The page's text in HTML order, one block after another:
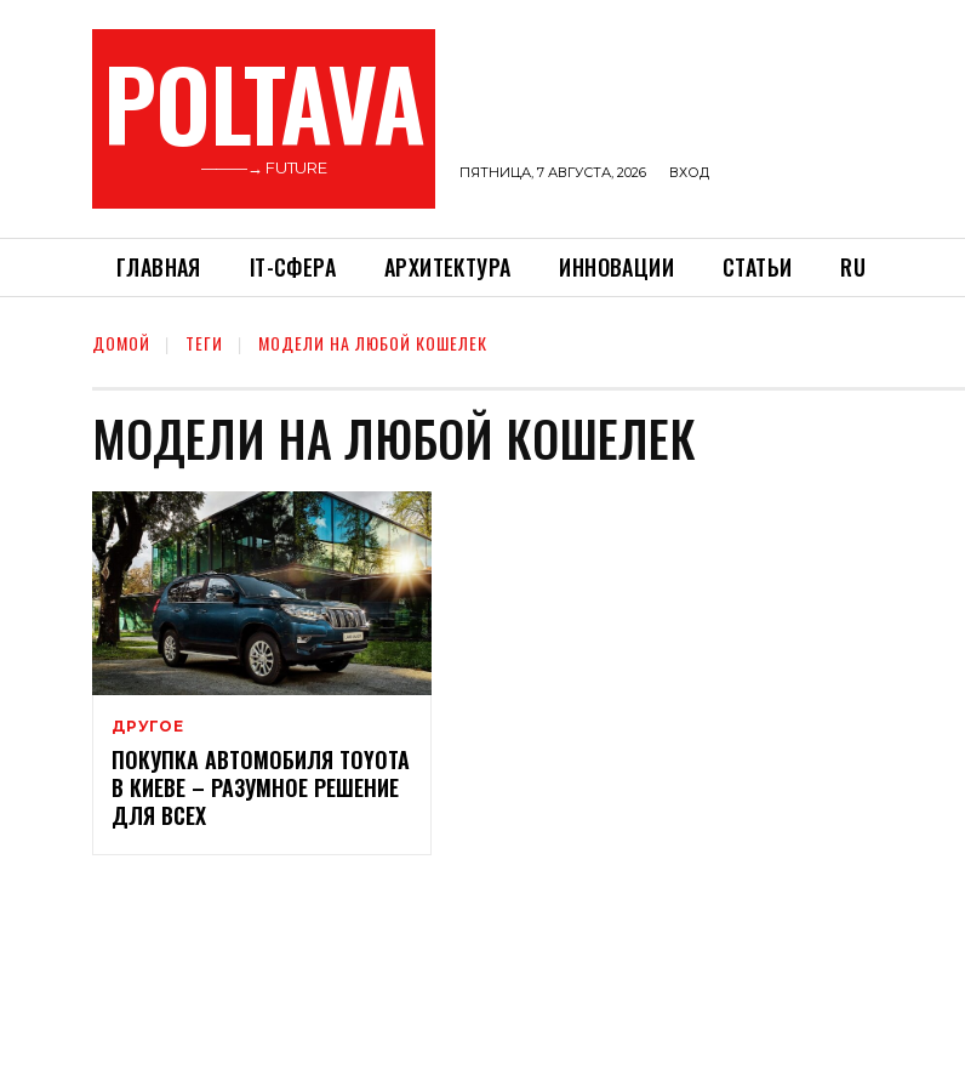
POLTAVA
———→ FUTURE ПЯТНИЦА, 7 АВГУСТА, 2026 ВХОД
ГЛАВНАЯ ІТ-СФЕРА АРХИТЕКТУРА ИННОВАЦИИ СТАТЬИ RU
ДОМОЙ ТЕГИ МОДЕЛИ НА ЛЮБОЙ КОШЕЛЕК
МОДЕЛИ НА ЛЮБОЙ КОШЕЛЕК
ДРУГОЕ
ПОКУПКА АВТОМОБИЛЯ TOYOTA
В КИЕВЕ – РАЗУМНОЕ РЕШЕНИЕ
ДЛЯ ВСЕХ